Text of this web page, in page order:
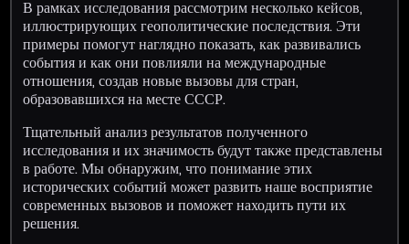
В рамках исследования рассмотрим несколько кейсов,
иллюстрирующих геополитические последствия. Эти
примеры помогут наглядно показать, как развивались
события и как они повлияли на международные
отношения, создав новые вызовы для стран,
образовавшихся на месте СССР.
Тщательный анализ результатов полученного
исследования и их значимость будут также представлены
в работе. Мы обнаружим, что понимание этих
исторических событий может развить наше восприятие
современных вызовов и поможет находить пути их
решения.